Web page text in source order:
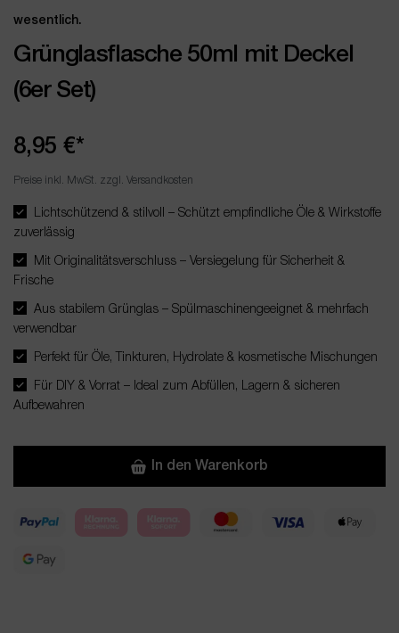
wesentlich.
Grünglasflasche 50ml mit Deckel
(6er Set)
8,95 €*
Preise inkl. MwSt. zzgl. Versandkosten
Lichtschützend & stilvoll – Schützt empfindliche Öle & Wirkstoffe
zuverlässig
Mit Originalitätsverschluss – Versiegelung für Sicherheit &
Frische
Aus stabilem Grünglas – Spülmaschinengeeignet & mehrfach
verwendbar
Perfekt für Öle, Tinkturen, Hydrolate & kosmetische Mischungen
Für DIY & Vorrat – Ideal zum Abfüllen, Lagern & sicheren
Aufbewahren
In den Warenkorb